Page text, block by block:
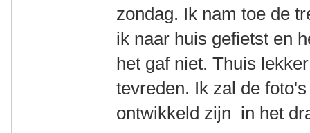
zondag. Ik nam toe de
ik naar huis gefietst en
het gaf niet. Thuis
tevreden. Ik zal de
ontwikkeld zijn in het